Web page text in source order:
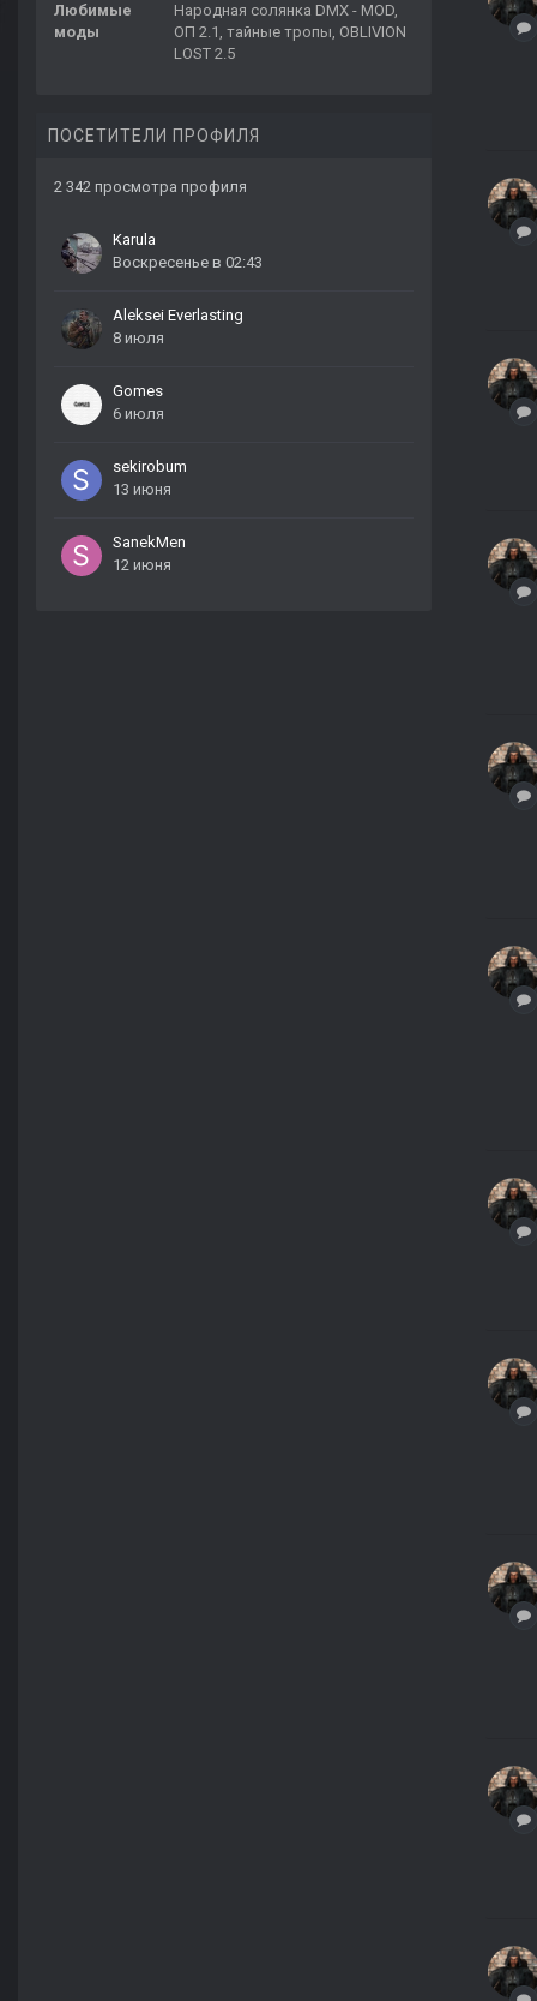
Любимые
моды
Народная солянка DMX - MOD,
ОП 2.1, тайные тропы, OBLIVION
LOST 2.5
ПОСЕТИТЕЛИ ПРОФИЛЯ
2 342 просмотра профиля
Karula
Воскресенье в 02:43
Aleksei Everlasting
8 июля
Gomes
6 июля
sekirobum
13 июня
SanekMen
12 июня